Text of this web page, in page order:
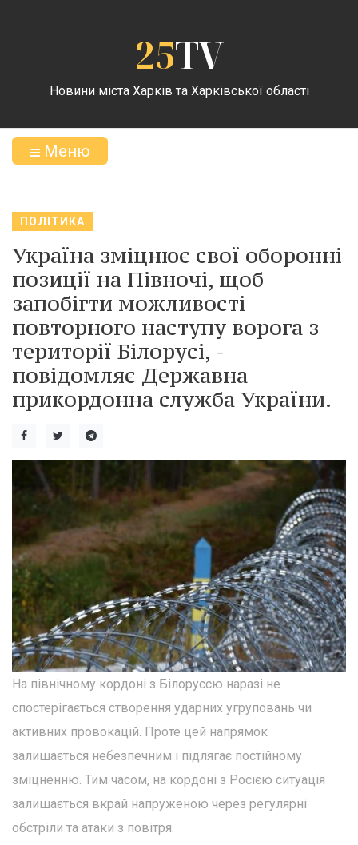
25TV
Новини міста Харків та Харківської області
Меню
ПОЛІТИКА
Україна зміцнює свої оборонні
позиції на Півночі, щоб
запобігти можливості
повторного наступу ворога з
території Білорусі, -
повідомляє Державна
прикордонна служба України.
На північному кордоні з Білоруссю наразі не
спостерігається створення ударних угруповань чи
активних провокацій. Проте цей напрямок
залишається небезпечним і підлягає постійному
зміцненню. Тим часом, на кордоні з Росією ситуація
залишається вкрай напруженою через регулярні
обстріли та атаки з повітря.